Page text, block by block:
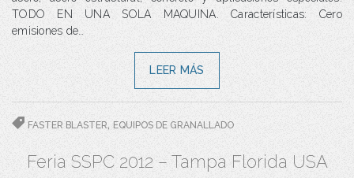
TODO EN UNA SOLA MAQUINA. Características: Cero
emisiones de…
LEER MÁS
FASTER BLASTER, EQUIPOS DE GRANALLADO
Feria SSPC 2012 – Tampa Florida USA